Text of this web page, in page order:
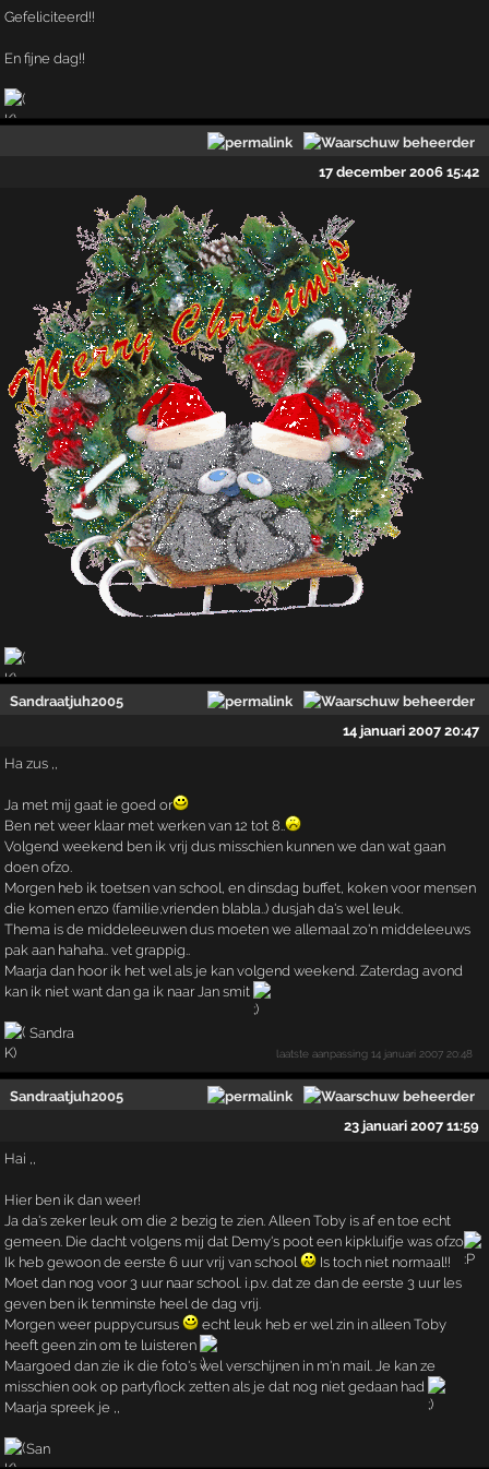
Gefeliciteerd!!
En fijne dag!!
17 december 2006 15:42
Sandraatjuh2005
14 januari 2007 20:47
Ha zus ,,
Ja met mij gaat ie goed or
Ben net weer klaar met werken van 12 tot 8..
Volgend weekend ben ik vrij dus misschien kunnen we dan wat gaan
doen ofzo.
Morgen heb ik toetsen van school, en dinsdag buffet, koken voor mensen
die komen enzo (familie,vrienden blabla..) dusjah da's wel leuk.
Thema is de middeleeuwen dus moeten we allemaal zo'n middeleeuws
pak aan hahaha.. vet grappig..
Maarja dan hoor ik het wel als je kan volgend weekend. Zaterdag avond
kan ik niet want dan ga ik naar Jan smit
Sandra
laatste aanpassing14 januari 2007 20:48
Sandraatjuh2005
23 januari 2007 11:59
Hai ,,
Hier ben ik dan weer!
Ja da's zeker leuk om die 2 bezig te zien. Alleen Toby is af en toe echt
gemeen. Die dacht volgens mij dat Demy's poot een kipkluifje was ofzo
Ik heb gewoon de eerste 6 uur vrij van school
Is toch niet normaal!!
Moet dan nog voor 3 uur naar school. i.p.v. dat ze dan de eerste 3 uur les
geven ben ik tenminste heel de dag vrij.
Morgen weer puppycursus
echt leuk heb er wel zin in alleen Toby
heeft geen zin om te luisteren
Maargoed dan zie ik die foto's wel verschijnen in m'n mail. Je kan ze
misschien ook op partyflock zetten als je dat nog niet gedaan had
Maarja spreek je ,,
San